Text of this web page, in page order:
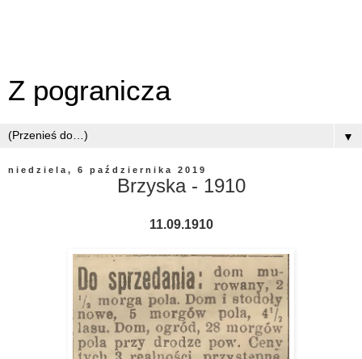
Z pogranicza
▼
niedziela, 6 października 2019
Brzyska - 1910
11.09.1910